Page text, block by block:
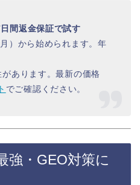
間返金保証で試す
）から始められます。年
あります。最新の価格
でご確認ください。
強・GEO対策に